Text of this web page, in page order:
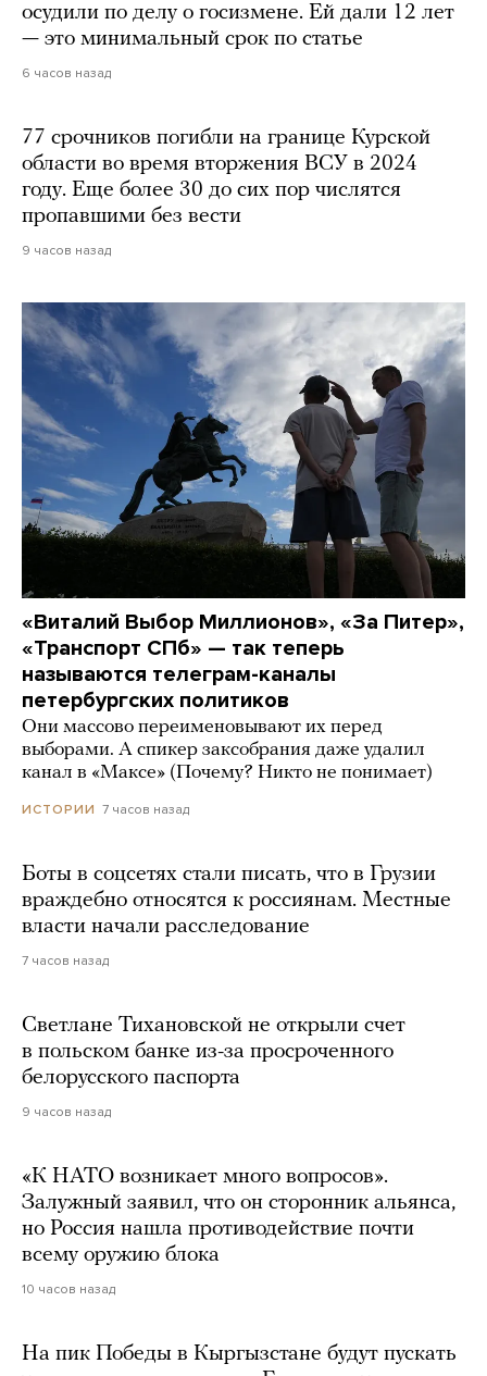
осудили по делу о госизмене. Ей дали 12 лет
— это минимальный срок по статье
6 часов назад
77 срочников погибли на границе Курской
области во время вторжения ВСУ в 2024
году. Еще более 30 до сих пор числятся
пропавшими без вести
9 часов назад
«Виталий Выбор Миллионов», «За Питер»,
«Транспорт СПб» — так теперь
называются телеграм-каналы
петербургских политиков
Они массово переименовывают их перед
выборами. А спикер заксобрания даже удалил
канал в «Максе» (Почему? Никто не понимает)
ИСТОРИИ 7 часов назад
Боты в соцсетях стали писать, что в Грузии
враждебно относятся к россиянам. Местные
власти начали расследование
7 часов назад
Светлане Тихановской не открыли счет
в польском банке из-за просроченного
белорусского паспорта
9 часов назад
«К НАТО возникает много вопросов».
Залужный заявил, что он сторонник альянса,
но Россия нашла противодействие почти
всему оружию блока
10 часов назад
На пик Победы в Кыргызстане будут пускать